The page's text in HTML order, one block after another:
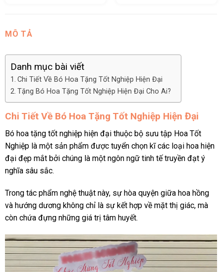
MÔ TẢ
Danh mục bài viết
Chi Tiết Về Bó Hoa Tặng Tốt Nghiệp Hiện Đại
Tặng Bó Hoa Tặng Tốt Nghiệp Hiện Đại Cho Ai?
Chi Tiết Về Bó Hoa Tặng Tốt Nghiệp Hiện Đại
Bó hoa tặng tốt nghiệp hiện đại thuộc bộ sưu tập Hoa Tốt
Nghiệp là một sản phẩm được tuyển chọn kĩ các loại hoa hiện
đại đẹp mắt bởi chúng là một ngôn ngữ tinh tế truyền đạt ý
nghĩa sâu sắc.
Trong tác phẩm nghệ thuật này, sự hòa quyện giữa hoa hồng
và hướng dương không chỉ là sự kết hợp về mặt thị giác, mà
còn chứa đựng những giá trị tâm huyết.